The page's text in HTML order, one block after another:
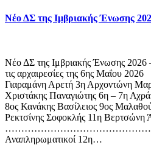
Νέο ΔΣ της Ιμβριακής Ένωσης
Νέο ΔΣ της Ιμβριακής Ένωσης 2026
τις αρχαιρεσίες της 6ης Μαΐου
Γιαραμάνη Αρετή 3η Αρχοντώνη
Χριστάκης Παναγιώτης 6η – 7η
8ος Κανάκης Βασίλειος 9ος
Ρεκτσίνης Σοφοκλής 11η Βερτσώνη
Αναπληρωματικοί 12η…